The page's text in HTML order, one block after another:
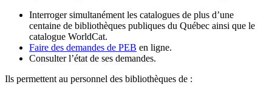
Interroger simultanément les catalogues de plus d’une
centaine de bibliothèques publiques du Québec ainsi que le
catalogue WorldCat.
Faire des demandes de PEB en ligne.
Consulter l’état de ses demandes.
Ils permettent au personnel des bibliothèques de :